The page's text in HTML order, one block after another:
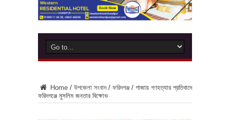
Home / উপজেলা সংবাদ / ফরিদগঞ্জ / গাজায় গণহত্যার প্রতিবাদে
ফরিদগঞ্জে মুসলিম জনতার বিক্ষোভ